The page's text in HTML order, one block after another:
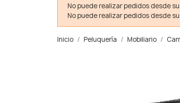
No puede realizar pedidos desde
No puede realizar pedidos desde
Inicio Peluquería Mobiliario